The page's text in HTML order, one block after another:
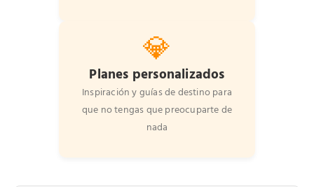
💎
Planes personalizados
Inspiración y guías de destino para
que no tengas que preocuparte de
nada